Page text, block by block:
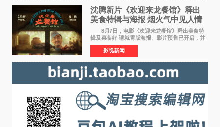
沈腾新片《欢迎来龙餐馆》释出
美食特辑与海报 烟火气中见人情
温暖
8月7日，电影《欢迎来龙餐馆》释出美食特
辑及菜备好 请就胃版海报。影片预售已开启，并
将于8月8日至10日14:00-21:00举行全国超前点
映。电影《欢迎来龙餐馆》作为战争美食喜剧大
片，讲述了中国
影视新闻